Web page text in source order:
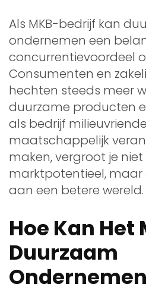
Als MKB-bedrijf kan
ondernemen een
concurrentievoordeel
Consumenten en
hechten steeds meer
duurzame producten
als bedrijf
maatschappelijk
maken, vergroot je niet
marktpotentieel, maar
aan een betere wereld.
Hoe Kan Het
Duurzaam